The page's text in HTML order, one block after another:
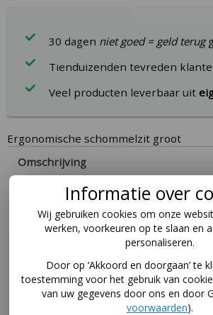
30 dagen niet goed = geld terug
Tienduizenden tevreden
Veel producten leverbaar uit
Ergonomische schommelzit groot
Omschrijving
Ergonomisch XXL Schommelzit in
en Veiligheid in Één Deze
schommelzit in licht roze biedt
comfort als veiligheid. Het zitje,
geblazen HDPE, heeft de afmetingen
3,5 cm en is ontworpen voor een
comfortabele ervaring. Het wordt
gevlochten touwen van 10 mm dik,
Informatie over
Wij gebruiken cookies om onze
werken, voorkeuren op te slaan en
personaliseren.
Door op ‘Akkoord en doorgaan’ te
toestemming voor het gebruik van
van uw gegevens door ons en door
voorwaarden).